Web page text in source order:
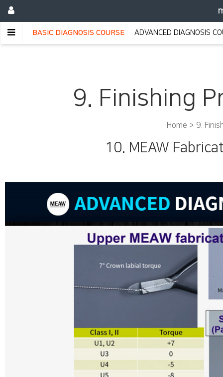
BASIC DIAGNOSIS COURSE ADVANCED DIAGNOSIS
9. Finishing
Home > 9.
10. MEAW